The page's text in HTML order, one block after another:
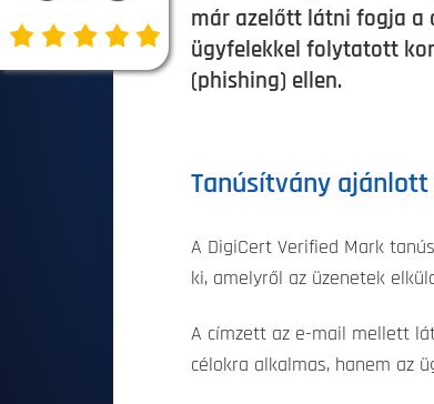
már azelőtt látni fogja a
ügyfelekkel folytatott
(phishing) ellen.
Tanúsítvány
A DigiCert Verified Mark
ki, amelyről az üzenetek
A címzett az e-mail mellett
célokra alkalmas, hanem az